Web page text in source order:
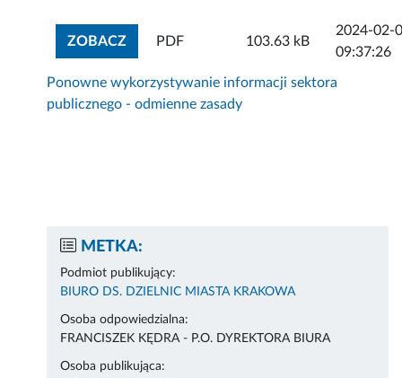
ZOBACZZOBACZ ZAŁĄCZNIK
PDF 103.63 kB
2024-02-
09:37:26
Ponowne wykorzystywanie informacji sektora
publicznego - odmienne zasady
METKA:
Podmiot publikujący:
BIURO DS. DZIELNIC MIASTA KRAKOWA
Osoba odpowiedzialna:
FRANCISZEK KĘDRA - P.O. DYREKTORA BIURA
Osoba publikująca: